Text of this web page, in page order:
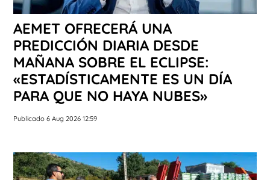
AEMET OFRECERÁ UNA
PREDICCIÓN DIARIA DESDE
MAÑANA SOBRE EL ECLIPSE:
«ESTADÍSTICAMENTE ES UN DÍA
PARA QUE NO HAYA NUBES»
Publicado 6 Aug 2026 12:59